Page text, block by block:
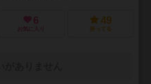
6
お気に入り
49
持ってる